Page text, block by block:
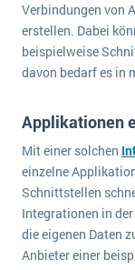
Verbindungen von
erstellen. Dabei
beispielweise
davon bedarf es in
Applikationen
Mit einer solchen
einzelne
Schnittstellen
Integrationen in
die eigenen Daten
Anbieter einer